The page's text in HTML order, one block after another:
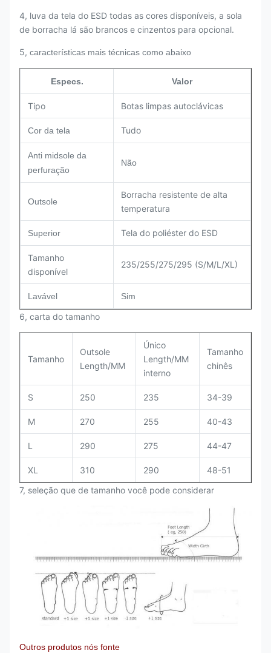
4, luva da tela do ESD todas as cores disponíveis, a sola
de borracha lá são brancos e cinzentos para opcional.
5, características mais técnicas como abaixo
Especs. Valor
Tipo Botas limpas autoclávicas
Cor da tela Tudo
Anti midsole da
perfuração
Não
Outsole
Borracha resistente de alta
temperatura
Superior Tela do poliéster do ESD
Tamanho
disponível
235/255/275/295 (S/M/L/XL)
Lavável Sim
6, carta do tamanho
Tamanho
Outsole
Length/MM
Único
Length/MM
interno
Tamanho
chinês
S 250 235 34-39
M 270 255 40-43
L 290 275 44-47
XL 310 290
48-51
7, seleção que de tamanho você pode considerar
Outros produtos nós fonte